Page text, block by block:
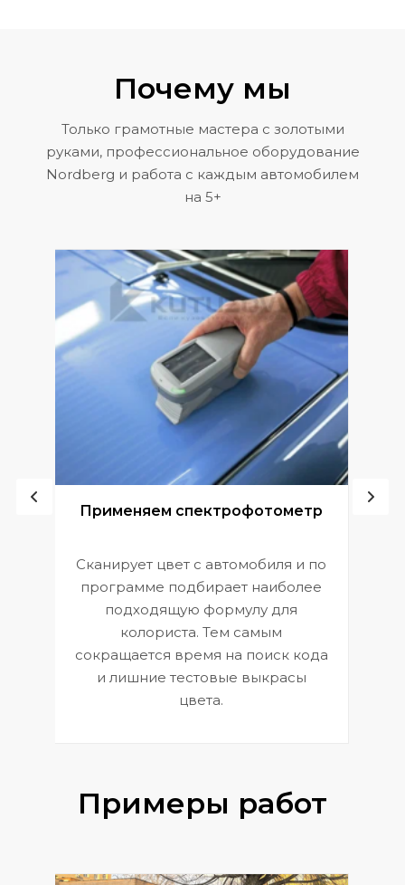
Почему мы
Только грамотные мастера с золотыми
руками, профессиональное оборудование
Nordberg и работа с каждым автомобилем
на 5+
Применяем спектрофотометр
Сканирует цвет с автомобиля и по
программе подбирает наиболее
подходящую формулу для
колориста. Тем самым
сокращается время на поиск кода
и лишние тестовые выкрасы
цвета.
Примеры работ